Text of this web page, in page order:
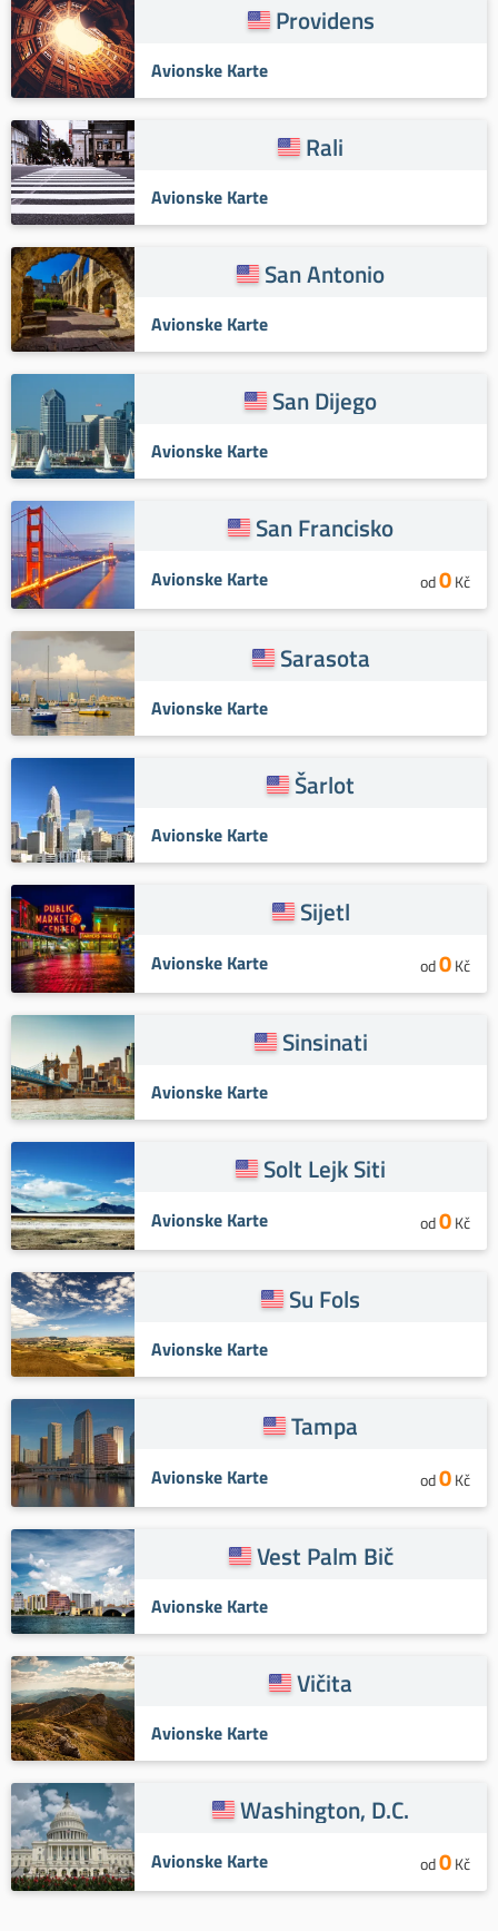
Providens
Avionske Karte
Rali
Avionske Karte
San Antonio
Avionske Karte
San Dijego
Avionske Karte
San Francisko
Avionske Karte od0Kč
Sarasota
Avionske Karte
Šarlot
Avionske Karte
Sijetl
Avionske Karte od0Kč
Sinsinati
Avionske Karte
Solt Lejk Siti
Avionske Karte od0Kč
Su Fols
Avionske Karte
Tampa
Avionske Karte od0Kč
Vest Palm Bič
Avionske Karte
Vičita
Avionske Karte
Washington, D.C.
Avionske Karte od0Kč